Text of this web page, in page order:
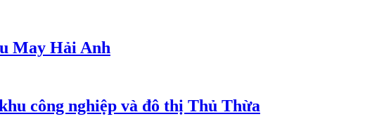
May Hải Anh
công nghiệp và đô thị Thủ Thừa